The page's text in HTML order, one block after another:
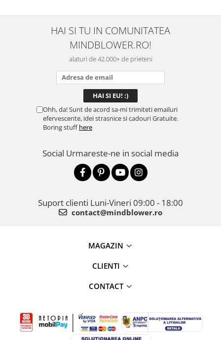
este sigură, fără scurgeri. O
folosesc aproape zilnic la
serviciu și sunt foarte
mulțumită.
HAI SI TU IN COMUNITATEA
MINDBLOWER.RO!
alaturi de 42.000+ de prieteni
Ohh, da! Sunt de acord sa-mi trimiteti emailuri
efervescente, idei strasnice si cadouri Gratuite.
Boring stuffhere
Social Urmareste-ne in social media
Suport clienti Luni-Vineri 09:00 - 18:00
contact@mindblower.ro
MAGAZIN
CLIENTI
CONTACT